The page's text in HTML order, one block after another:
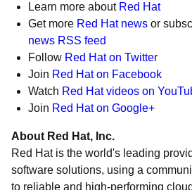
Learn more about Red Hat
Get more Red Hat news or
news RSS feed
Follow Red Hat on Twitter
Join Red Hat on Facebook
Watch Red Hat videos on
Join Red Hat on Google+
About Red Hat, Inc.
Red Hat is the world's leading
software solutions, using a
to reliable and high-performing